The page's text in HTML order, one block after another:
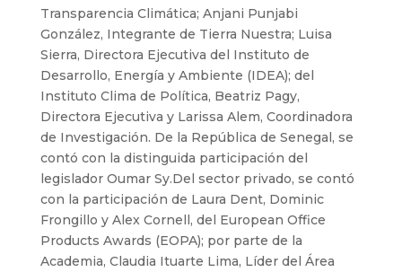
Transparencia Climática; Anjani Punjabi
González, Integrante de Tierra Nuestra; Luisa
Sierra, Directora Ejecutiva del Instituto de
Desarrollo, Energía y Ambiente (IDEA); del
Instituto Clima de Política, Beatriz Pagy,
Directora Ejecutiva y Larissa Alem, Coordinadora
de Investigación. De la República de Senegal, se
contó con la distinguida participación del
legislador Oumar Sy.Del sector privado, se contó
con la participación de Laura Dent, Dominic
Frongillo y Alex Cornell, del European Office
Products Awards (EOPA); por parte de la
Academia, Claudia Ituarte Lima, Líder del Área